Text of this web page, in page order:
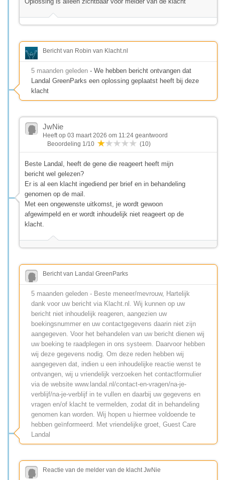
Bericht van Robin van Klacht.nl
5 maanden geleden - We hebben bericht ontvangen dat
Landal GreenParks een oplossing geplaatst heeft bij deze
klacht
JwNie
Heeft op 03 maart 2026 om 11:24 geantwoord
Beoordeling 1/10
(10)
Beste Landal, heeft de gene die reageert heeft mijn
bericht wel gelezen?
Er is al een klacht ingediend per brief en in behandeling
genomen op de mail.
Met een ongewenste uitkomst, je wordt gewoon
afgewimpeld en er wordt inhoudelijk niet reageert op de
klacht.
Bericht van Landal GreenParks
5 maanden geleden - Beste meneer/mevrouw, Hartelijk
dank voor uw bericht via Klacht.nl. Wij kunnen op uw
bericht niet inhoudelijk reageren, aangezien uw
boekingsnummer en uw contactgegevens daarin niet zijn
aangegeven. Voor het behandelen van uw bericht dienen wij
uw boeking te raadplegen in ons systeem. Daarvoor hebben
wij deze gegevens nodig. Om deze reden hebben wij
aangegeven dat, indien u een inhoudelijke reactie wenst te
ontvangen, wij u vriendelijk verzoeken het contactformulier
via de website www.landal.nl/contact-en-vragen/na-je-
verblijf/na-je-verblijf in te vullen en daarbij uw gegevens en
vragen en/of klacht te vermelden, zodat dit in behandeling
genomen kan worden. Wij hopen u hiermee voldoende te
hebben geïnformeerd. Met vriendelijke groet, Guest Care
Landal
Reactie van de melder van de klacht JwNie